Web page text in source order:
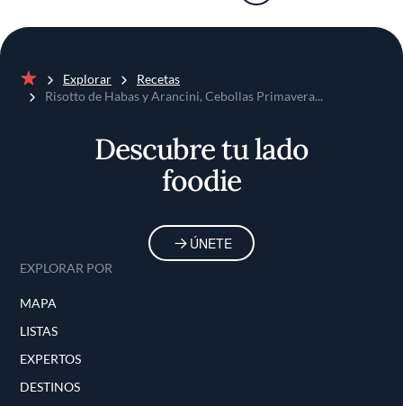
Inicio
Explorar
Recetas
Risotto de Habas y Arancini, Cebollas Primavera...
Descubre tu lado
foodie
ÚNETE
EXPLORAR POR
MAPA
LISTAS
EXPERTOS
DESTINOS